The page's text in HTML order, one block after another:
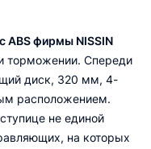
ABS фирмы NISSIN
торможении. Спереди
диск, 320 мм, 4-
расположением.
не единой
на которых